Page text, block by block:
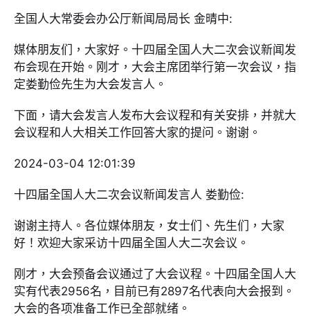
全国人大常委会办公厅新闻局局长 金晴中:
媒体朋友们，大家好。十四届全国人大二次会议新闻发
布会现在开始。刚才，大会主席团举行第一次会议，指
定娄勤俭先生为大会发言人。
下面，请大会发言人发布大会议程和有关安排，并就大
会议程和人大相关工作回答大家的提问。谢谢。
2024-03-04 12:01:39
十四届全国人大二次会议新闻发言人 娄勤俭:
谢谢主持人。各位媒体朋友，女士们、先生们，大家
好！欢迎大家采访十四届全国人大二次会议。
刚才，大会预备会议通过了大会议程。十四届全国人大
实有代表2956名，目前已有2897名代表向大会报到。
大会的各项准备工作已全部就绪。